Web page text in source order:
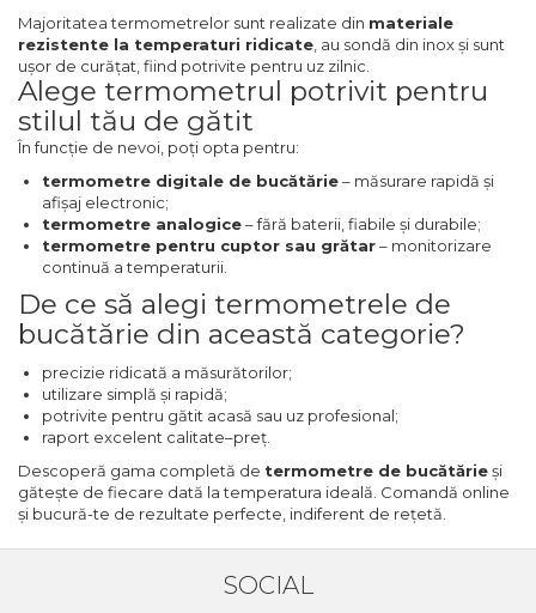
Cabluri
Pompa transfer lichide
Pompa Aer
Cric Manual
Ulei Hidraulic
Troliu
Palan
Carucior Scule
Echipamente de Siguranta Auto
Lacate & Incuietori
Scripete Manual
Banc de lucru – tamplarie
Transpalet / carucior transport
marfa
Perie de Sarma
Capsator Manual
Adaptor Unghiular Bormasina
Generator Curent Electric
Masina debitat metal
Fierastraie Electrice
Fierastrau cu banda vertical
Foarfeci Electrice
Aspiratoare Profesionale &
Dezumidificatoare de Aer
Profesionale Industriale
Acumulatori & Incarcatoare
Scule Electrice: Bormasini,
Autofiletante
Statii & Masini Universale de
Greble
Semanatori
Majoritatea termometrelor sunt realizate din materiale
rezistente la temperaturi ridicate , au sondă din inox și sunt
ușor de curățat, fiind potrivite pentru uz zilnic.
Alege termometrul potrivit pentru
stilul tău de gătit
În funcție de nevoi, poți opta pentru:
termometre digitale de bucătărie– măsurare rapidă și
afișaj electronic;
termometre analogice– fără baterii, fiabile și durabile;
termometre pentru cuptor sau grătar– monitorizare
continuă a temperaturii.
De ce să alegi termometrele de
bucătărie din această categorie?
precizie ridicată a măsurătorilor;
utilizare simplă și rapidă;
potrivite pentru gătit acasă sau uz profesional;
raport excelent calitate–preț.
Descoperă gama completă de termometre de bucătărieși
gătește de fiecare dată la temperatura ideală. Comandă online
și bucură-te de rezultate perfecte, indiferent de rețetă.
SOCIAL